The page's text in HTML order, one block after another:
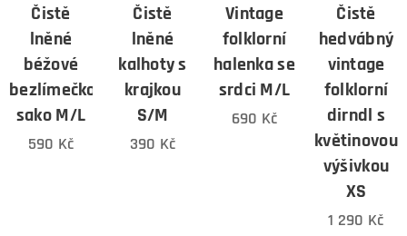
Čistě
lněné
béžové
bezlímečkové
sako M/L
590 Kč
Čistě
lněné
kalhoty s
krajkou
S/M
390 Kč
Vintage
folklorní
halenka se
srdci M/L
690 Kč
Čistě
hedvábný
vintage
folklorní
dirndl s
květinovou
výšivkou
XS
1 290 Kč